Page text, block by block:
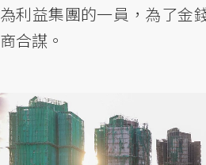
為利益集團的一員，為了金
商合謀。